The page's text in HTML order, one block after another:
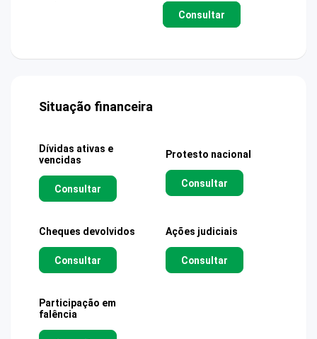
Consultar
Situação financeira
Dívidas ativas e
vencidas
Consultar
Protesto nacional
Consultar
Cheques devolvidos
Consultar
Ações judiciais
Consultar
Participação em
falência